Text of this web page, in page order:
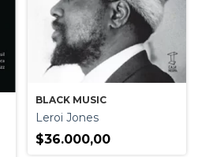
BLACK MUSIC
Leroi Jones
$36.000,00